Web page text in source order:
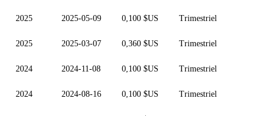
2025 2025-05-09 0,100 $US Trimestriel
2025 2025-03-07 0,360 $US Trimestriel
2024 2024-11-08 0,100 $US Trimestriel
2024 2024-08-16 0,100 $US Trimestriel